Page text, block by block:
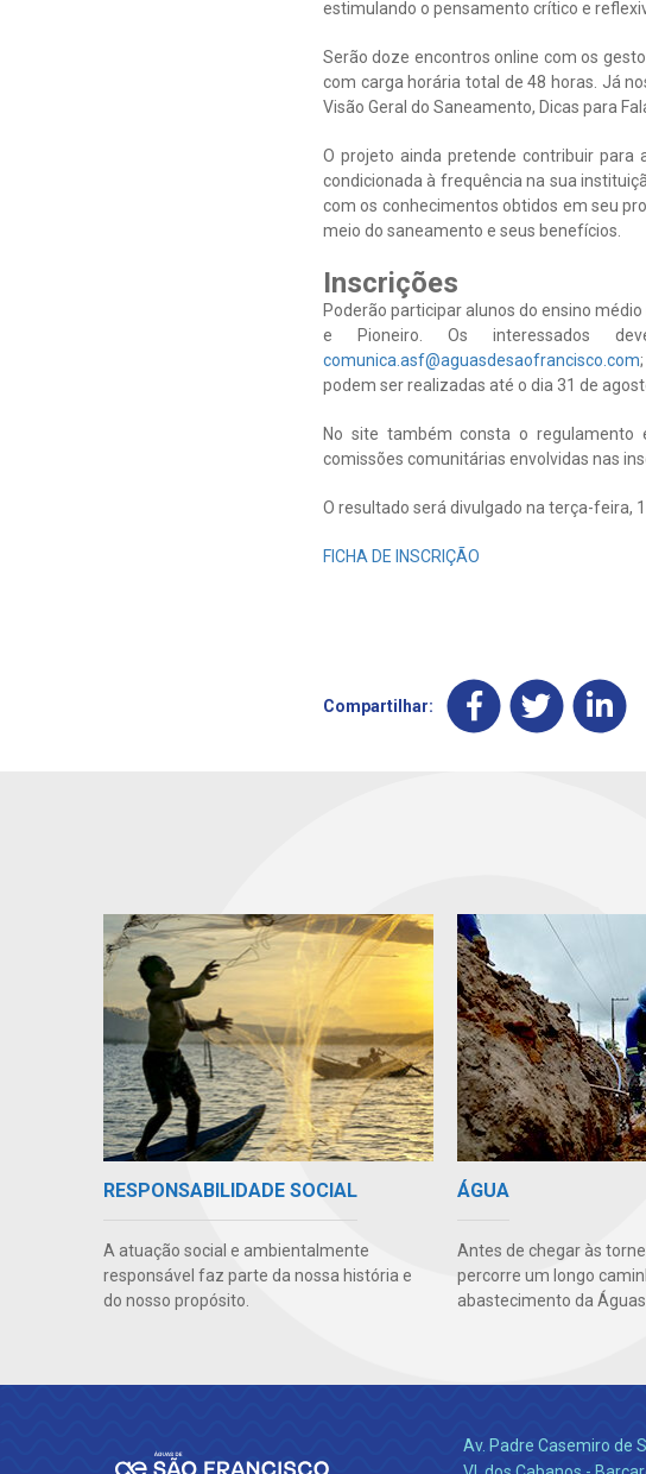
estimulando o pensamento crítico e
Serão doze encontros online com os
com carga horária total de 48 horas. Já
Visão Geral do Saneamento, Dicas para
O projeto ainda pretende contribuir para
condicionada à frequência na sua
com os conhecimentos obtidos em seu
meio do saneamento e seus benefícios.
Inscrições
Poderão participar alunos do ensino
e Pioneiro. Os interessados
comunica.asf@aguasdesaofrancisco.com
podem ser realizadas até o dia 31 de
No site também consta o regulamento
comissões comunitárias envolvidas nas
O resultado será divulgado na terça-feira,
FICHA DE INSCRIÇÃO
Compartilhar:
RESPONSABILIDADE SOCIAL
A atuação social e ambientalmente
responsável faz parte da nossa história e
do nosso propósito.
ÁGUA
Antes de chegar às
percorre um longo
abastecimento da
Av. Padre Casemiro de